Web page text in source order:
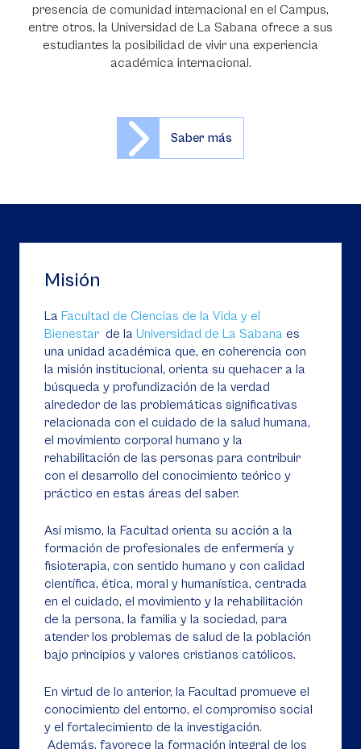
presencia de comunidad internacional en el Campus,
entre otros, la Universidad de La Sabana ofrece a sus
estudiantes la posibilidad de vivir una experiencia
académica internacional.
Saber más
Misión
La Facultad de Ciencias de la Vida y el
Bienestar de la Universidad de La Sabana es
una unidad académica que, en coherencia con
la misión institucional, orienta su quehacer a la
búsqueda y profundización de la verdad
alrededor de las problemáticas significativas
relacionada con el cuidado de la salud humana,
el movimiento corporal humano y la
rehabilitación de las personas para contribuir
con el desarrollo del conocimiento teórico y
práctico en estas áreas del saber.
Así mismo, la Facultad orienta su acción a la
formación de profesionales de enfermería y
fisioterapia, con sentido humano y con calidad
científica, ética, moral y humanística, centrada
en el cuidado, el movimiento y la rehabilitación
de la persona, la familia y la sociedad, para
atender los problemas de salud de la población
bajo principios y valores cristianos católicos.
En virtud de lo anterior, la Facultad promueve el
conocimiento del entorno, el compromiso social
y el fortalecimiento de la investigación.
Además, favorece la formación integral de los